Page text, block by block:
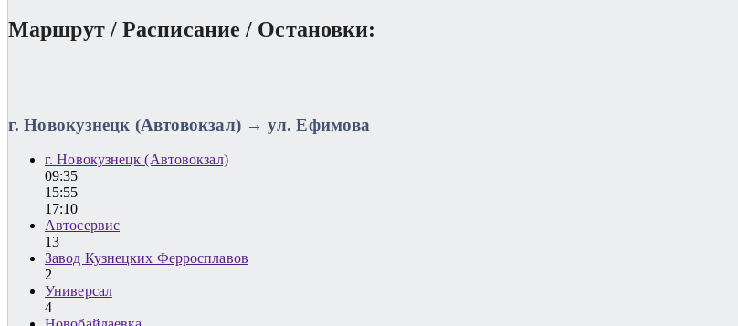
Маршрут / Расписание / Остановки:
г. Новокузнецк (Автовокзал) → ул. Ефимова
г. Новокузнецк (Автовокзал)
09:35
15:55
17:10
Автосервис
13
Завод Кузнецких Ферросплавов
2
Универсал
4